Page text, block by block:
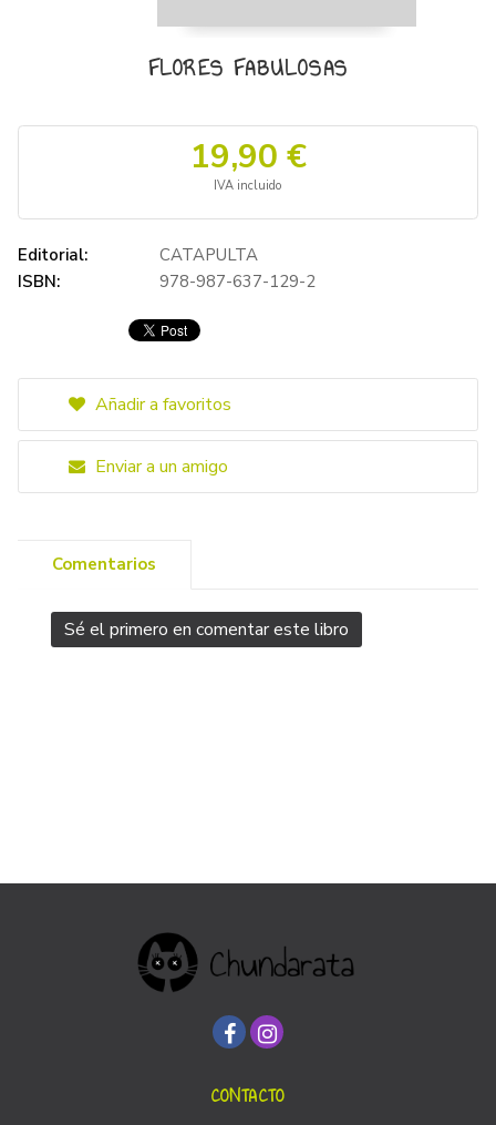
FLORES FABULOSAS
19,90 €
IVA incluido
Editorial:
CATAPULTA
ISBN:
978-987-637-129-2
Añadir a favoritos
Enviar a un amigo
Comentarios
Sé el primero en comentar este libro
CONTACTO